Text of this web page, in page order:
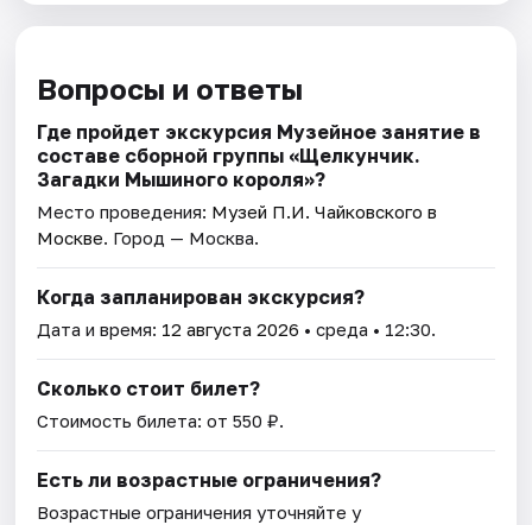
Вопросы и ответы
Где пройдет экскурсия Музейное занятие в
составе сборной группы «Щелкунчик.
Загадки Мышиного кoроля»?
Место проведения: Музей П.И. Чайковского в
Москве. Город — Москва.
Когда запланирован экскурсия?
Дата и время: 12 августа 2026 • среда • 12:30.
Сколько стоит билет?
Стоимость билета: от 550 ₽.
Есть ли возрастные ограничения?
Возрастные ограничения уточняйте у